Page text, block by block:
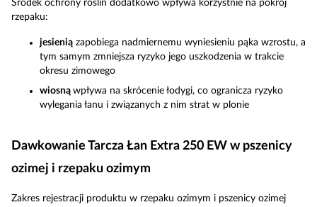
Środek ochrony roślin dodatkowo wpływa korzystnie na pokrój
rzepaku:
jesienią zapobiega nadmiernemu wyniesieniu pąka wzrostu, a
tym samym zmniejsza ryzyko jego uszkodzenia w trakcie
okresu zimowego
wiosną wpływa na skrócenie łodygi, co ogranicza ryzyko
wylegania łanu i związanych z nim strat w plonie
Dawkowanie Tarcza Łan Extra 250 EW w pszenicy
ozimej i rzepaku ozimym
Zakres rejestracji produktu w rzepaku ozimym i pszenicy ozimej